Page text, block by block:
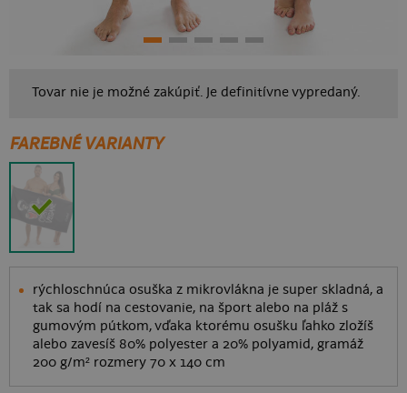
Tovar nie je možné zakúpiť. Je definitívne vypredaný.
FAREBNÉ VARIANTY
rýchloschnúca osuška z mikrovlákna je super skladná, a
tak sa hodí na cestovanie, na šport alebo na pláž s
gumovým pútkom, vďaka ktorému osušku ľahko zložíš
alebo zavesíš 80% polyester a 20% polyamid, gramáž
200 g/m² rozmery 70 x 140 cm